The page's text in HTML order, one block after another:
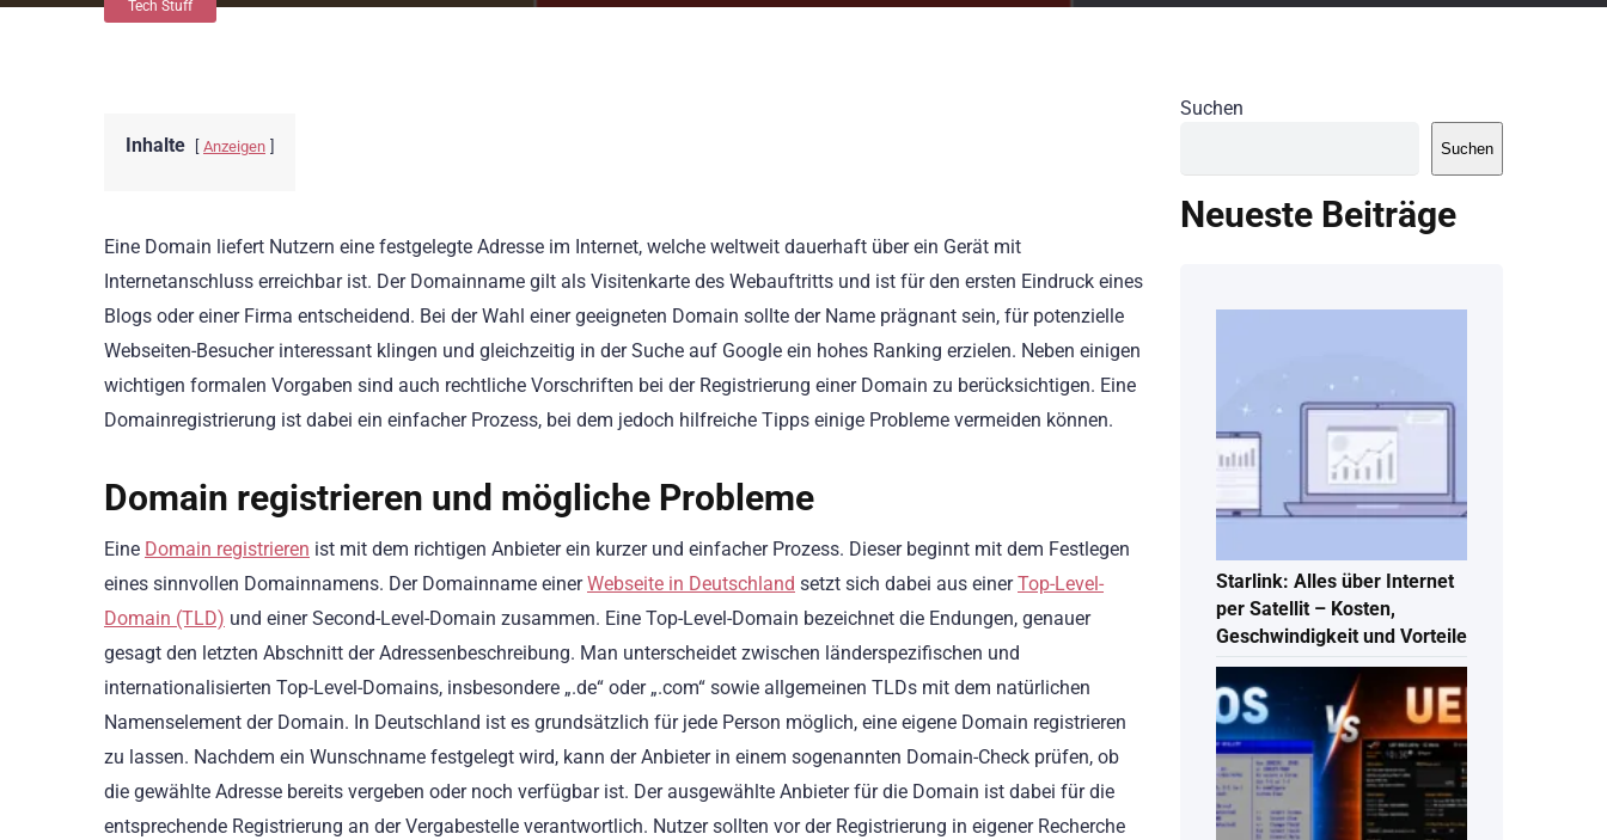
Tech Stuff
Inhalte Anzeigen
Eine Domain liefert Nutzern eine festgelegte Adresse im Internet, welche weltweit dauerhaft über ein Gerät mit
Internetanschluss erreichbar ist. Der Domainname gilt als Visitenkarte des Webauftritts und ist für den ersten Eindruck eines
Blogs oder einer Firma entscheidend. Bei der Wahl einer geeigneten Domain sollte der Name prägnant sein, für potenzielle
Webseiten-Besucher interessant klingen und gleichzeitig in der Suche auf Google ein hohes Ranking erzielen. Neben einigen
wichtigen formalen Vorgaben sind auch rechtliche Vorschriften bei der Registrierung einer Domain zu berücksichtigen. Eine
Domainregistrierung ist dabei ein einfacher Prozess, bei dem jedoch hilfreiche Tipps einige Probleme vermeiden können.
Domain registrieren und mögliche Probleme
Eine Domain registrieren ist mit dem richtigen Anbieter ein kurzer und einfacher Prozess. Dieser beginnt mit dem Festlegen
eines sinnvollen Domainnamens. Der Domainname einerWebseite in Deutschland setzt sich dabei aus einerTop-Level-
Domain (TLD) und einer Second-Level-Domain zusammen. Eine Top-Level-Domain bezeichnet die Endungen, genauer
gesagt den letzten Abschnitt der Adressenbeschreibung. Man unterscheidet zwischen länderspezifischen und
internationalisierten Top-Level-Domains, insbesondere „.de“ oder „.com“ sowie allgemeinen TLDs mit dem natürlichen
Namenselement der Domain. In Deutschland ist es grundsätzlich für jede Person möglich, eine eigene Domain registrieren
zu lassen. Nachdem ein Wunschname festgelegt wird, kann der Anbieter in einem sogenannten Domain-Check prüfen, ob
die gewählte Adresse bereits vergeben oder noch verfügbar ist. Der ausgewählte Anbieter für die Domain ist dabei für die
entsprechende Registrierung an der Vergabestelle verantwortlich. Nutzer sollten vor der Registrierung in eigener Recherche
Suchen
Suchen
Neueste Beiträge
Starlink: Alles über Internet
per Satellit – Kosten,
Geschwindigkeit und Vorteile